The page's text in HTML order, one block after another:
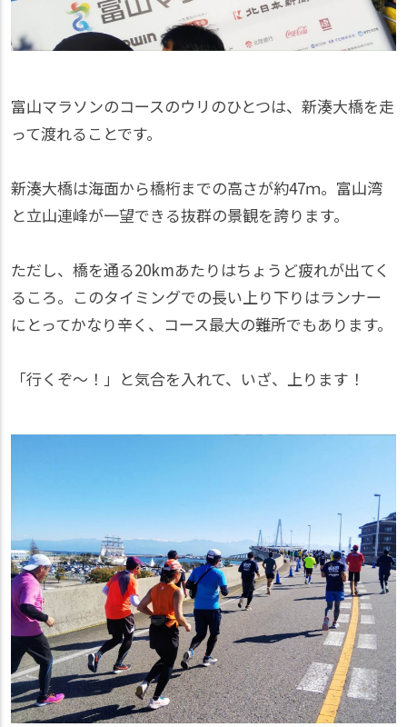
富山マラソンのコースのウリのひとつは、新湊大橋を走
って渡れることです。
新湊大橋は海面から橋桁までの高さが約47ｍ。富山湾
と立山連峰が一望できる抜群の景観を誇ります。
ただし、橋を通る20kmあたりはちょうど疲れが出てく
るころ。このタイミングでの長い上り下りはランナー
にとってかなり辛く、コース最大の難所でもあります。
「行くぞ～！」と気合を入れて、いざ、上ります！